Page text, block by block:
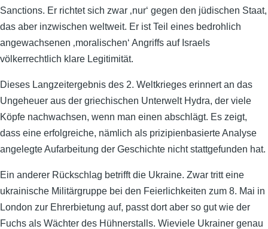
Sanctions. Er richtet sich zwar ‚nur‘ gegen den jüdischen Staat,
das aber inzwischen weltweit. Er ist Teil eines bedrohlich
angewachsenen ‚moralischen‘ Angriffs auf Israels
völkerrechtlich klare Legitimität.
Dieses Langzeitergebnis des 2. Weltkrieges erinnert an das
Ungeheuer aus der griechischen Unterwelt Hydra, der viele
Köpfe nachwachsen, wenn man einen abschlägt. Es zeigt,
dass eine erfolgreiche, nämlich als prizipienbasierte Analyse
angelegte Aufarbeitung der Geschichte nicht stattgefunden hat.
Ein anderer Rückschlag betrifft die Ukraine. Zwar tritt eine
ukrainische Militärgruppe bei den Feierlichkeiten zum 8. Mai in
London zur Ehrerbietung auf, passt dort aber so gut wie der
Fuchs als Wächter des Hühnerstalls. Wieviele Ukrainer genau